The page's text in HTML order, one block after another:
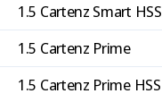
1.5 Cartenz Smart HSS
1.5 Cartenz Prime
1.5 Cartenz Prime HSS